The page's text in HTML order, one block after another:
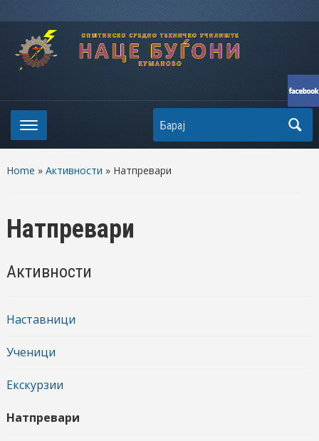
Search
Home » Активности » Натпревари
Натпревари
Активности
Наставници
Ученици
Екскурзии
Натпревари